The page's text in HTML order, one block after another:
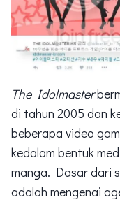
The Idolmaster
di tahun 2005 dan
beberapa video
kedalam bentuk
manga. Dasar dari
adalah mengenai